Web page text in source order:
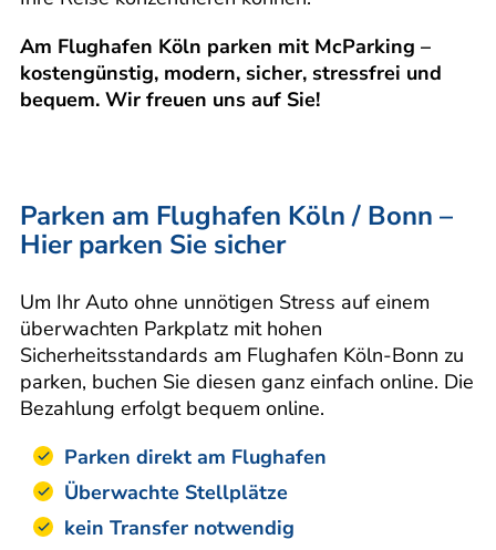
Am Flughafen Köln parken mit McParking –
kostengünstig, modern, sicher, stressfrei und
bequem. Wir freuen uns auf Sie!
Parken am Flughafen Köln / Bonn –
Hier parken Sie sicher
Um Ihr Auto ohne unnötigen Stress auf einem
überwachten Parkplatz mit hohen
Sicherheitsstandards am Flughafen Köln-Bonn zu
parken, buchen Sie diesen ganz einfach online. Die
Bezahlung erfolgt bequem online.
Parken direkt am Flughafen
Überwachte Stellplätze
kein Transfer notwendig